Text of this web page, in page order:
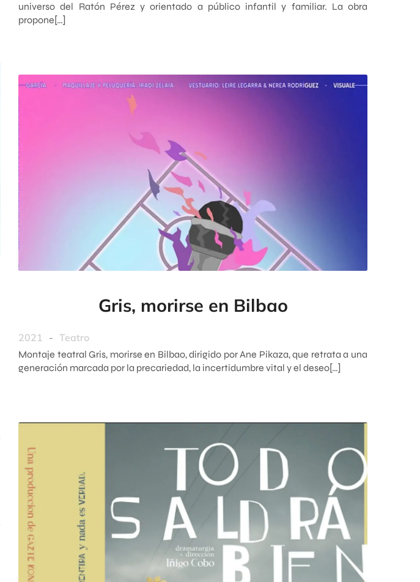
universo del Ratón Pérez y orientado a público infantil y familiar. La obra
propone[…]
Gris, morirse en Bilbao
2021 - Teatro
Montaje teatral Gris, morirse en Bilbao, dirigido por Ane Pikaza, que retrata a una
generación marcada por la precariedad, la incertidumbre vital y el deseo[…]